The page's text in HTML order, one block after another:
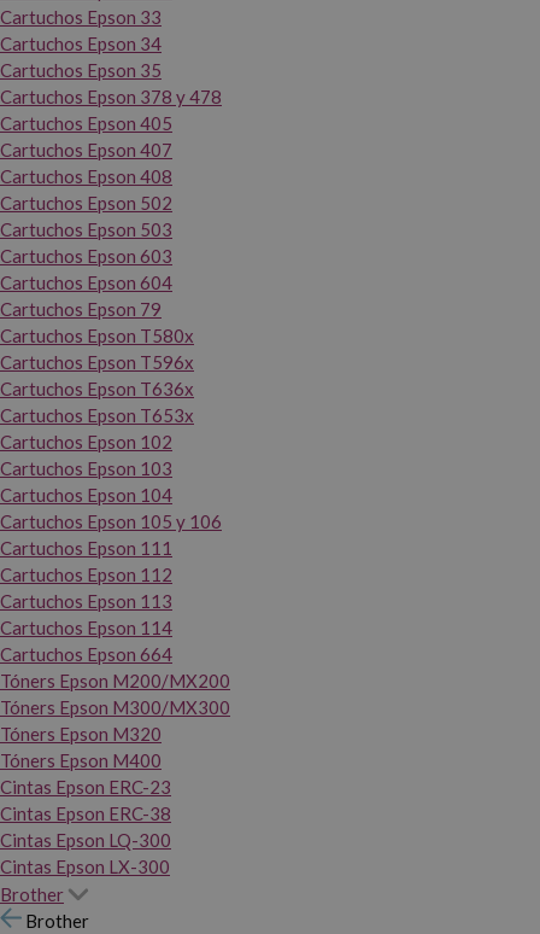
Cartuchos Epson 33
Cartuchos Epson 34
Cartuchos Epson 35
Cartuchos Epson 378 y 478
Cartuchos Epson 405
Cartuchos Epson 407
Cartuchos Epson 408
Cartuchos Epson 502
Cartuchos Epson 503
Cartuchos Epson 603
Cartuchos Epson 604
Cartuchos Epson 79
Cartuchos Epson T580x
Cartuchos Epson T596x
Cartuchos Epson T636x
Cartuchos Epson T653x
Cartuchos Epson 102
Cartuchos Epson 103
Cartuchos Epson 104
Cartuchos Epson 105 y 106
Cartuchos Epson 111
Cartuchos Epson 112
Cartuchos Epson 113
Cartuchos Epson 114
Cartuchos Epson 664
Tóners Epson M200/MX200
Tóners Epson M300/MX300
Tóners Epson M320
Tóners Epson M400
Cintas Epson ERC-23
Cintas Epson ERC-38
Cintas Epson LQ-300
Cintas Epson LX-300
Brother
Brother